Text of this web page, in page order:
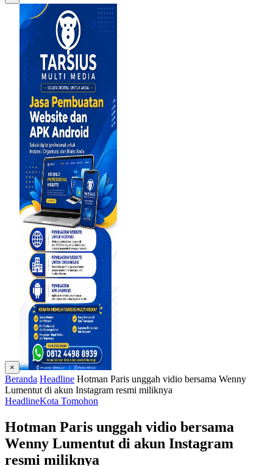
×
Beranda Headline Hotman Paris unggah vidio bersama Wenny
Lumentut di akun Instagram resmi miliknya
HeadlineKota Tomohon
Hotman Paris unggah vidio bersama
Wenny Lumentut di akun Instagram
resmi miliknya